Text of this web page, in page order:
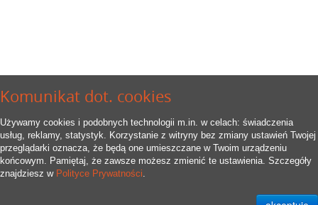
Komunikat dot. cookies
Używamy cookies i podobnych technologii m.in. w celach: świadczenia
usług, reklamy, statystyk. Korzystanie z witryny bez zmiany ustawień Twojej
przeglądarki oznacza, że będą one umieszczane w Twoim urządzeniu
końcowym. Pamiętaj, że zawsze możesz zmienić te ustawienia. Szczegóły
znajdziesz w Polityce Prywatności.